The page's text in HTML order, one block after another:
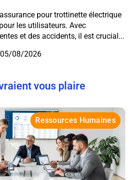
pour trottinette électrique
les utilisateurs. Avec
et des accidents, il est crucial...
05/08/2026
vous plaire
Ressources Humaines